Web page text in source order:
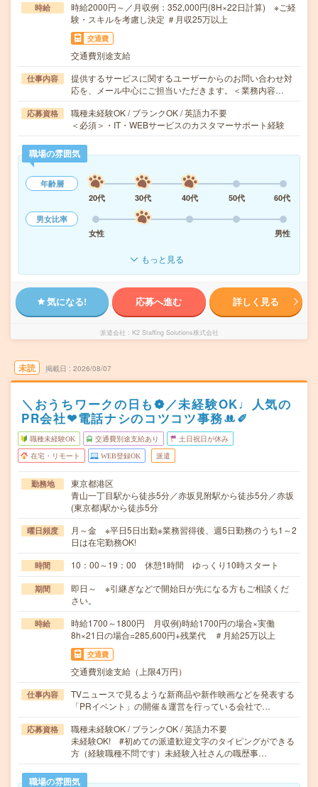
時給
時給2000円～／月収例：352,000円(8H×22日計算) ※ご経
験・スキルを考慮し決定 ＃月収25万以上
交通費
交通費別途支給
仕事内容
提供するサービスに関するユーザーからのお問い合わせ対
応を、メール中心にご担当いただきます。＜業務内容…
応募資格
職種未経験OK / ブランクOK / 英語力不要
＜必須＞・IT・WEBサービスのカスタマーサポート経験
職場の雰囲気
年齢層
20代
30代 40代 50代
60代
男女比率
女性
男性
もっと見る
気になる! 応募へ進む 詳しく見る
派遣会社 K2 Staffing Solutions株式会社
未読 掲載日 2026/08/07
＼おうちワークの日も❁／未経験OK♩人気の
PR会社❤︎電話ナシのコツコツ事務ꔚ✐
職種未経験OK 交通費別途支給あり 土日祝日が休み
在宅・リモート WEB登録OK 派遣
勤務地
東京都港区
青山一丁目駅から徒歩5分／赤坂見附駅から徒歩5分／赤坂
(東京都)駅から徒歩5分
曜日頻度
月～金 ※平日5日出勤※業務習得後、週5日勤務のうち1～2
日は在宅勤務OK!
時間 10：00～19：00 休憩1時間 ゆっくり10時スタート
期間
即日～ ※引継ぎなどで開始日が先になる方もご相談くだ
さい。
時給
時給1700～1800円 月収例)時給1700円の場合×実働
8h×21日の場合=285,600円+残業代 ＃月給25万以上
交通費
交通費別途支給（上限4万円）
仕事内容
TVニュースで見るような新商品や新作映画などを発表する
「PRイベント」の開催＆運営を行っている会社で…
応募資格
職種未経験OK / ブランクOK / 英語力不要
未経験OK! #初めての派遣歓迎文字のタイピングができる
方（経験職種不問です）未経験入社さんの職歴事…
職場の雰囲気